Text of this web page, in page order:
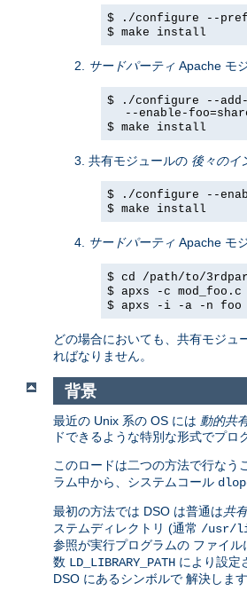
$ ./configure --
$ make install
サードパーティ Apache モ
$ ./configure --add-
--enable-
$ make install
共有モジュールの 後々のイ
$ ./configure --
$ make install
サードパーティ Apache モ
$ cd /path/to/
$ apxs -c mod_foo.c
$ apxs -i -a -n foo
どの場合においても、共有モジュ
ればなりません。
背景
最近の Unix 系の OS には 動的共
ドできるような特別な形式でプロ
このロードは二つの方法で行なう
ラム中から、システムコール
最初の方法では DSO は普通は共
ステムディレクトリ (通常 /usr/
参照が実行プログラムの ファイ
数 LD_LIBRARY_PATH により設定
DSO にあるシンボルで 解決します